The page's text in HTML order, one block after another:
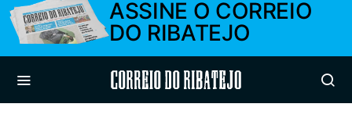
ASSINE O CORREIO
DO RIBATEJO
Correio do Ribatejo